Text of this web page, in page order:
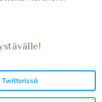
Twitterissä